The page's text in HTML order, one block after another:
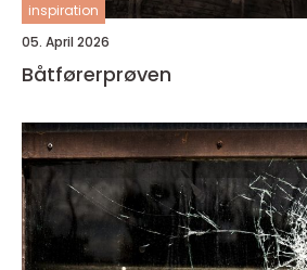
inspiration
05. April 2026
Båtførerprøven